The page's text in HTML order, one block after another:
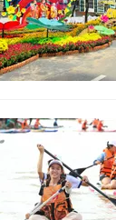
Góc ảnh
Công nghệ
Hitech Công
Sản phẩm
Thị trường